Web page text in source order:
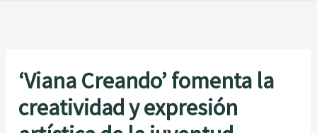
‘Viana Creando’ fomenta la
creatividad y expresión